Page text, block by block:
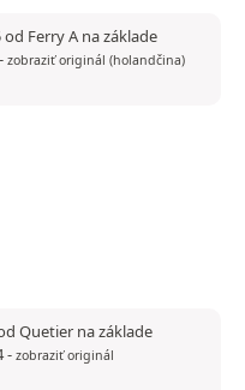
Ferry A na základe
- zobraziť originál (holandčina)
Quetier na základe
- zobraziť originál